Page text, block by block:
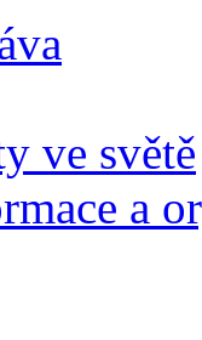
ve světě
a